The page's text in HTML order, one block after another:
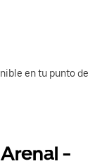
en tu punto de
-